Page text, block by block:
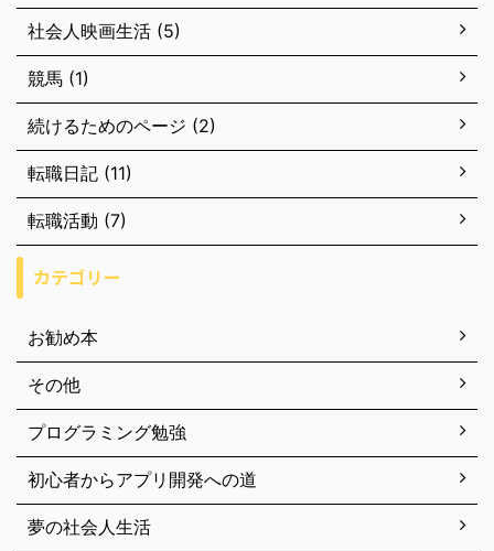
社会人映画生活 (5)
競馬 (1)
続けるためのページ (2)
転職日記 (11)
転職活動 (7)
カテゴリー
お勧め本
その他
プログラミング勉強
初心者からアプリ開発への道
夢の社会人生活